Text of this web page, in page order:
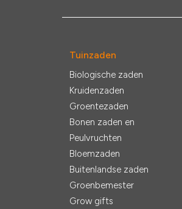
Tuinzaden
Biologische zaden
Kruidenzaden
Groentezaden
Bonen zaden en
Peulvruchten
Bloemzaden
Buitenlandse zaden
Groenbemester
Grow gifts